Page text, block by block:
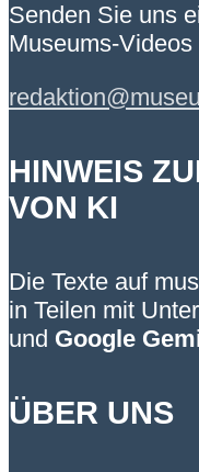
Senden Sie uns
Museums-Videos
HINWEIS
VON KI
Die Texte auf
in Teilen mit
und Google
ÜBER UNS